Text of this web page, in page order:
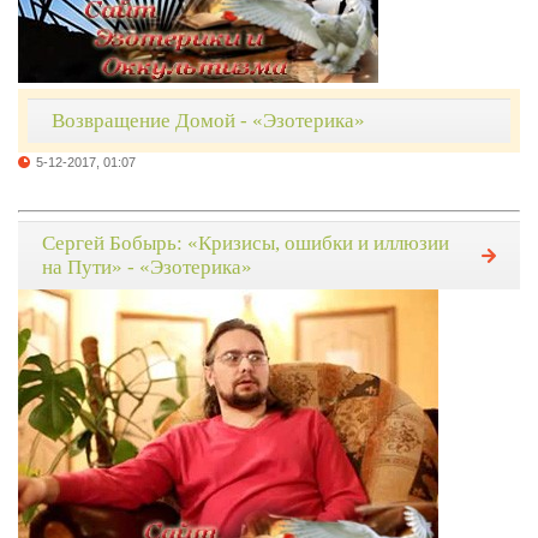
Возвращение Домой - «Эзотерика»
5-12-2017, 01:07
Сергей Бобырь: «Кризисы, ошибки и иллюзии
на Пути» - «Эзотерика»